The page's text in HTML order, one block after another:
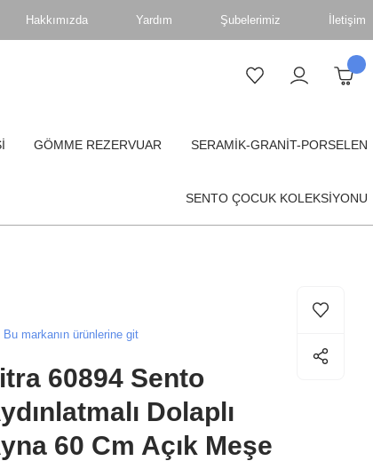
Hakkımızda Yardım Şubelerimiz İletişim
GÖMME REZERVUAR SERAMİK-GRANİT-PORSELEN
SENTO ÇOCUK KOLEKSİYONU
Bu markanın ürünlerine git
60894 Sento
Dolaplı
60 Cm Açık Meşe